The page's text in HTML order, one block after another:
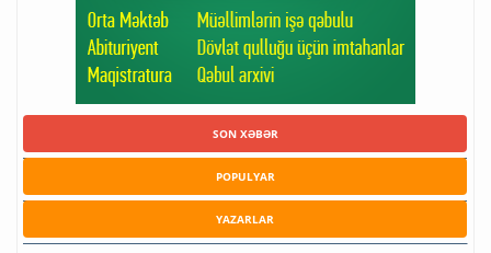
SON XƏBƏR
POPULYAR
YAZARLAR